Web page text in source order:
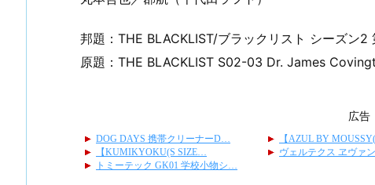
邦題：THE BLACKLIST/ブラックリスト シーズン2
原題：THE BLACKLIST S02-03 Dr. James
広告